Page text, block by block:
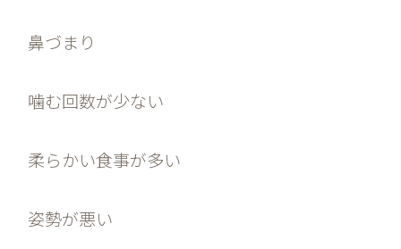
鼻づまり
噛む回数が少ない
柔らかい食事が多い
姿勢が悪い